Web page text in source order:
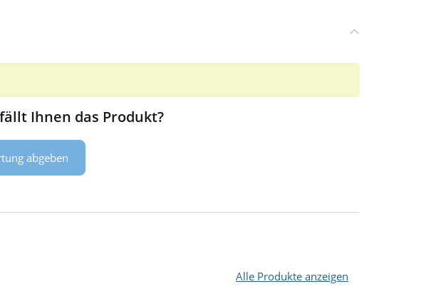
Ihnen das Produkt?
abgeben
Alle Produkte anzeigen